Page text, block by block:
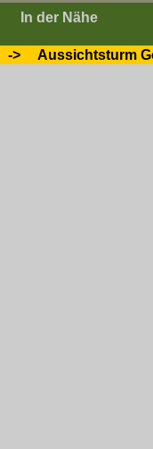
In der Nähe
-> Aussichtsturm